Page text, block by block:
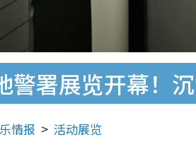
警署展览开幕！
情报 活动展览